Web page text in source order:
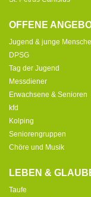
OFFENE
Jugend & junge
DPSG
Tag der Jugend
Messdiener
Erwachsene & Senioren
kfd
Kolping
Seniorengruppen
Chöre und Musik
LEBEN &
Taufe